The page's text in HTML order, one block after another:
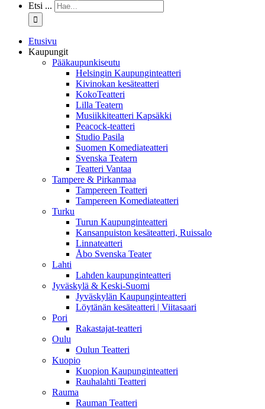
Etsi ...
Etusivu
Kaupungit
Pääkaupunkiseutu
Helsingin Kaupunginteatteri
Kivinokan kesäteatteri
KokoTeatteri
Lilla Teatern
Musiikkiteatteri Kapsäkki
Peacock-teatteri
Studio Pasila
Suomen Komediateatteri
Svenska Teatern
Teatteri Vantaa
Tampere & Pirkanmaa
Tampereen Teatteri
Tampereen Komediateatteri
Turku
Turun Kaupunginteatteri
Kansanpuiston kesäteatteri, Ruissalo
Linnateatteri
Åbo Svenska Teater
Lahti
Lahden kaupunginteatteri
Jyväskylä & Keski-Suomi
Jyväskylän Kaupunginteatteri
Löytänän kesäteatteri | Viitasaari
Pori
Rakastajat-teatteri
Oulu
Oulun Teatteri
Kuopio
Kuopion Kaupunginteatteri
Rauhalahti Teatteri
Rauma
Rauman Teatteri